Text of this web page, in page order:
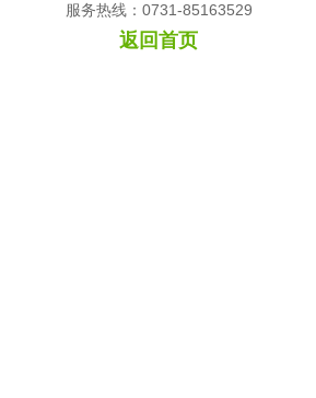
服务热线：0731-85163529
返回首页